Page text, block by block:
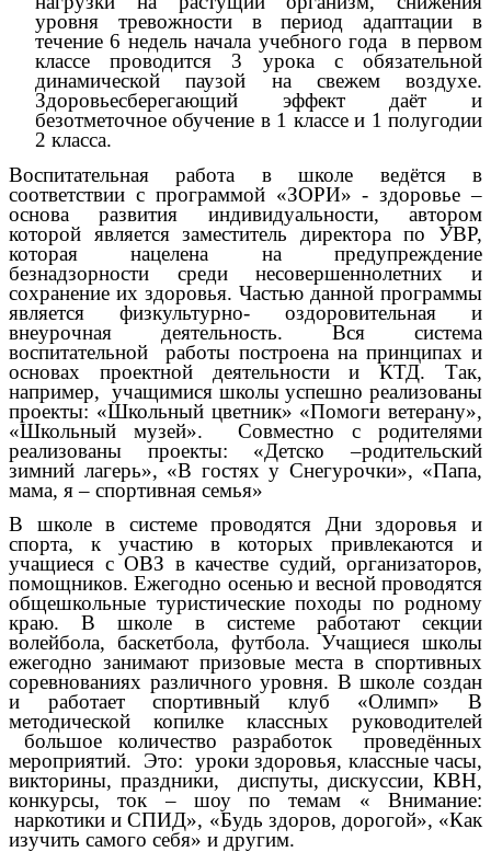
уровня тревожности в период адаптации в
течение 6 недель начала учебного года в первом
классе проводится 3 урока с обязательной
динамической паузой на свежем воздухе.
Здоровьесберегающий эффект даёт и
безотметочное обучение в 1 классе и 1 полугодии
2 класса.
Воспитательная работа в школе ведётся в
соответствии с программой «ЗОРИ» - здоровье –
основа развития индивидуальности, автором
которой является заместитель директора по УВР,
которая нацелена на предупреждение
безнадзорности среди несовершеннолетних и
сохранение их здоровья. Частью данной программы
является физкультурно- оздоровительная и
внеурочная деятельность. Вся система
воспитательной работы построена на принципах и
основах проектной деятельности и КТД. Так,
например, учащимися школы успешно реализованы
проекты: «Школьный цветник» «Помоги ветерану»,
«Школьный музей». Совместно с родителями
реализованы проекты: «Детско –родительский
зимний лагерь», «В гостях у Снегурочки», «Папа,
мама, я – спортивная семья»
В школе в системе проводятся Дни здоровья и
спорта, к участию в которых привлекаются и
учащиеся с ОВЗ в качестве судий, организаторов,
помощников. Ежегодно осенью и весной проводятся
общешкольные туристические походы по родному
краю. В школе в системе работают секции
волейбола, баскетбола, футбола. Учащиеся школы
ежегодно занимают призовые места в спортивных
соревнованиях различного уровня. В школе создан
и работает спортивный клуб «Олимп» В
методической копилке классных руководителей
большое количество разработок проведённых
мероприятий. Это: уроки здоровья, классные часы,
викторины, праздники, диспуты, дискуссии, КВН,
конкурсы, ток – шоу по темам « Внимание:
наркотики и СПИД», «Будь здоров, дорогой», «Как
изучить самого себя» и другим.